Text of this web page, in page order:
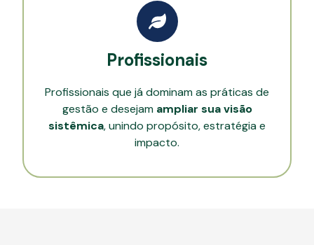
Profissionais
Profissionais que já dominam as práticas de
gestão e desejam ampliar sua visão
sistêmica, unindo propósito, estratégia e
impacto.